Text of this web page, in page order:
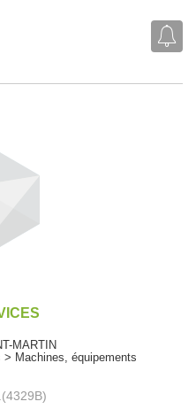
MARTIN
Machines, équipements